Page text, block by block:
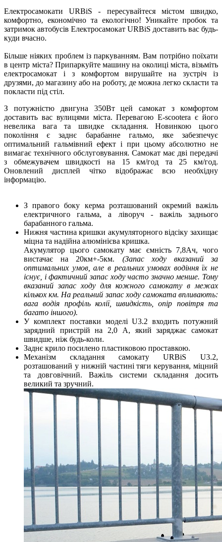
Електросамокати URBiS - пересувайтеся містом швидко,
комфортно, економічно та екологічно! Уникайте пробок та
затримок автобусів Електросамокат URBiS доставить вас будь-
куди вчасно.
Більше ніяких проблем із паркуванням. Вам потрібно поїхати
в центр міста? Припаркуйте машину на околиці міста, візьміть
електросамокат і з комфортом вирушайте на зустріч із
друзями, до магазину або на роботу, де можна легко скласти та
покласти під стіл.
З потужністю двигуна 350Вт цей самокат з комфортом
доставить вас вулицями міста. Перевагою E-scooterа є його
невелика вага та швидке складання. Новинкою цього
покоління є заднє барабанне гальмо, яке забезпечує
оптимальний гальмівний ефект і при цьому абсолютно не
вимагає технічного обслуговування. Самокат має дві передачі
з обмежувачем швидкості на 15 км/год та 25 км/год.
Оновлений дисплей чітко відображає всю необхідну
інформацію.
З правого боку керма розташований окремий важіль
електричного гальма, а ліворуч - важіль заднього
барабанного гальма.
Нижня частина кришки акумуляторного відсіку захищає
міцна та надійна алюмінієва кришка.
Акумулятор цього самокату має ємність 7,8Ач, чого
вистачає на 20км+-5км. (Запас ходу вказаний за
оптимальних умов, але в реальних умовах водіння їх не
існує, і фактичний запас ходу часто значно менше. Тому
вказаний запас ходу для кожного самокату в межах
кількох км. На реальний запас ходу самоката впливають:
вага водія профіль колії, швидкість, опір повітря та
багато іншого).
У комплект поставки моделі U3.2 входить потужний
зарядний пристрій на 2,0 А, який заряджає самокат
швидше, ніж будь-коли.
Заднє крило посилено пластиковою проставкою.
Механізм складання самокату URBiS U3.2,
розташований у нижній частині тяги керування, міцний
та довговічний. Важіль системи складання досить
великий та зручний.